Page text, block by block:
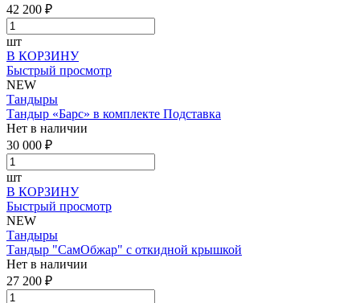
42 200 ₽
шт
В КОРЗИНУ
Быстрый просмотр
NEW
Тандыры
Тандыр «Барс» в комплекте Подставка
Нет в наличии
30 000 ₽
шт
В КОРЗИНУ
Быстрый просмотр
NEW
Тандыры
Тандыр "СамОбжар" с откидной крышкой
Нет в наличии
27 200 ₽